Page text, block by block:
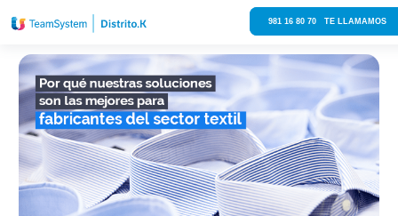
981 16 80 70 TE LLAMAMOS